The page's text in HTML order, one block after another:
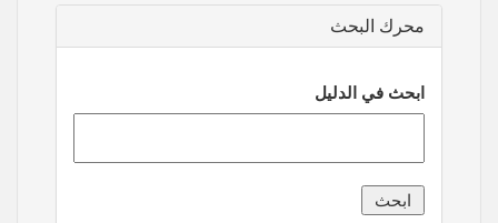
محرك البحث
ابحث في الدليل